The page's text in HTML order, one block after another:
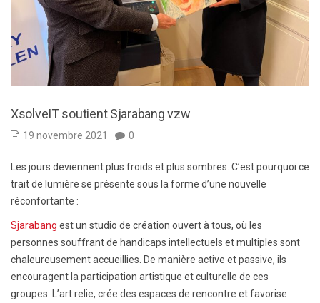
XsolveIT soutient Sjarabang vzw
19 novembre 2021 0
Les jours deviennent plus froids et plus sombres. C’est pourquoi ce
trait de lumière se présente sous la forme d’une nouvelle
réconfortante :
Sjarabang est un studio de création ouvert à tous, où les
personnes souffrant de handicaps intellectuels et multiples sont
chaleureusement accueillies. De manière active et passive, ils
encouragent la participation artistique et culturelle de ces
groupes. L’art relie, crée des espaces de rencontre et favorise